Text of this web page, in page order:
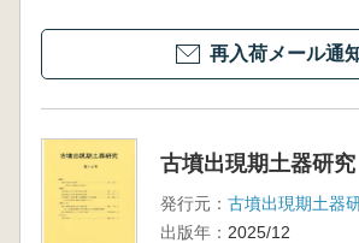
再入荷メール通
古墳出現期土器研
発行元： 古墳出現期土器
出版年： 2025/12